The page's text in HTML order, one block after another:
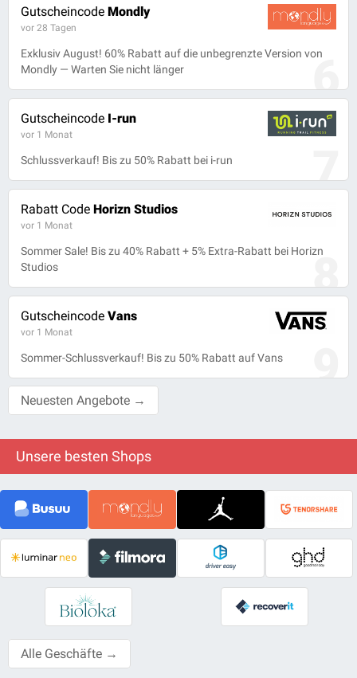
6
Gutscheincode Mondly
vor 28 Tagen
Exklusiv August! 60% Rabatt auf die unbegrenzte Version von
Mondly — Warten Sie nicht länger
7
Gutscheincode I-run
vor 1 Monat
Schlussverkauf! Bis zu 50% Rabatt bei i-run
8
Rabatt Code Horizn Studios
vor 1 Monat
Sommer Sale! Bis zu 40% Rabatt + 5% Extra-Rabatt bei Horizn
Studios
9
Gutscheincode Vans
vor 1 Monat
Sommer-Schlussverkauf! Bis zu 50% Rabatt auf Vans
Neuesten Angebote →
Unsere besten Shops
Alle Geschäfte →